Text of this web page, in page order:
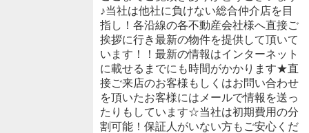
♪当社は他社に負けない総合仲介店を目
指し！各沿線の各不動産会社様へ直接ご
挨拶に行き最新の物件を提供して頂いて
います！！最新の情報はインターネット
に載せるまでにも時間がかかります★直
接ご来店のお客様もしくはお問い合わせ
を頂いたお客様にはメールで情報を送っ
たりもしています☆当社は初期費用の分
割可能！保証人がいない方もご安心くだ